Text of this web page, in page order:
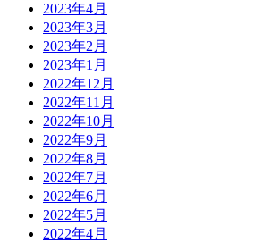
2023年4月
2023年3月
2023年2月
2023年1月
2022年12月
2022年11月
2022年10月
2022年9月
2022年8月
2022年7月
2022年6月
2022年5月
2022年4月